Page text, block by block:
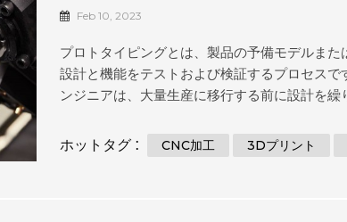
Feb 10, 2023
プロトタイピングとは、製品の予備モデルま
設計と機能をテストおよび検証するプロセス
ンジニアは、大量生産に移行する前に設計を
プロトタイピングは、 3D プリント、射出成形
ホットタグ : CNC加工 3Dプリント